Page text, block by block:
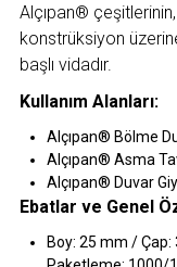
Alçıpan®
konstrüksiyon
başlı vidadır.
Kullanım Alanları:
Alçıpan® Bölme
Alçıpan® Asma
Alçıpan® Duvar
Ebatlar ve Genel
Boy: 25 mm /